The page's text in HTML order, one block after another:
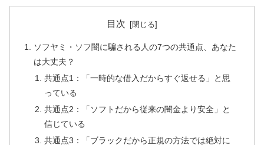
目次
ソフヤミ・ソフ闇に騙される人の7つの共通点、あなた
は大丈夫？
共通点1：「一時的な借入だからすぐ返せる」と思
っている
共通点2：「ソフトだから従来の闇金より安全」と
信じている
共通点3：「ブラックだから正規の方法では絶対に